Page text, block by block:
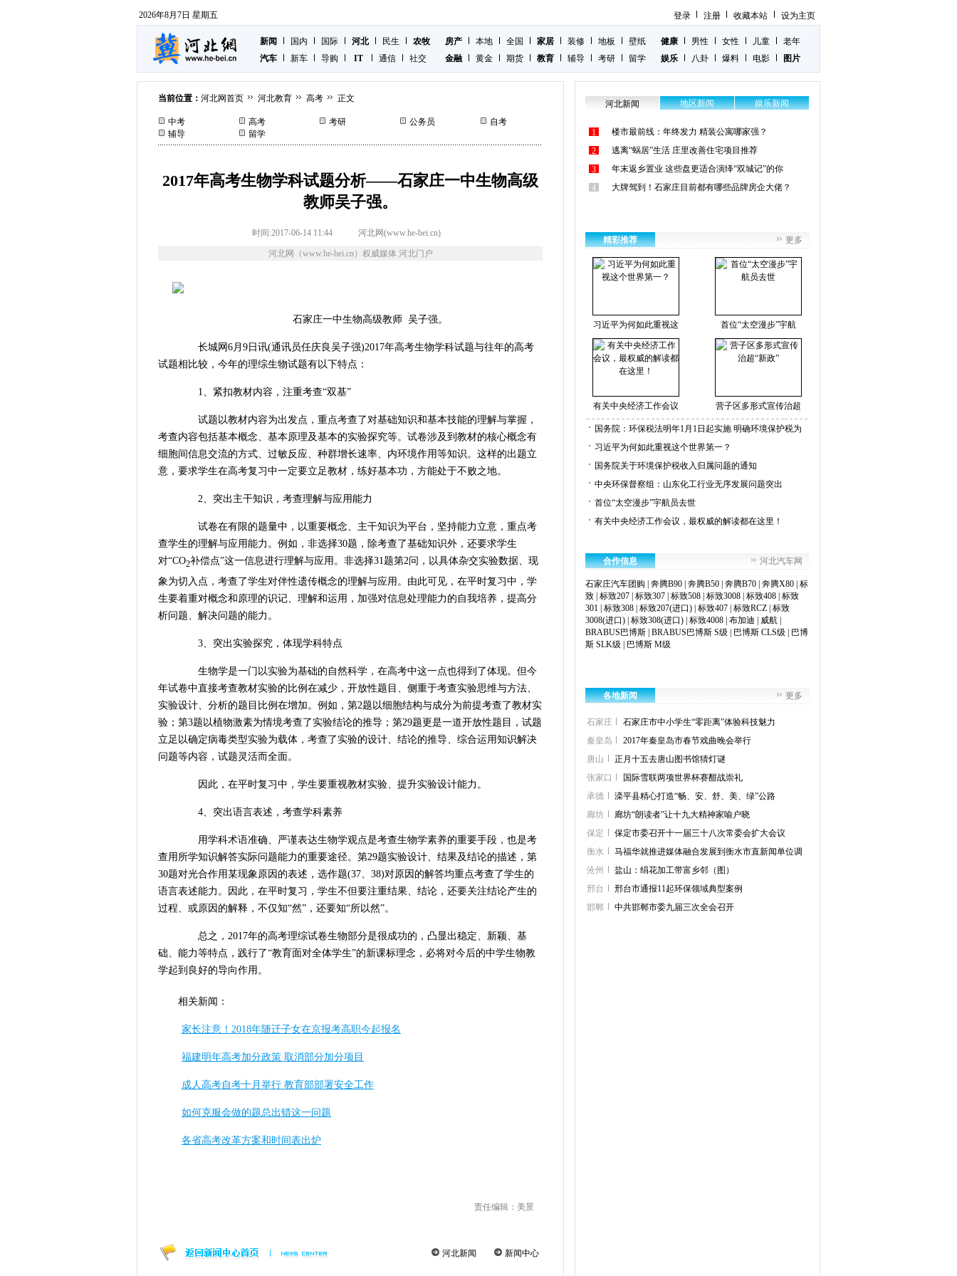
2026年8月7日 星期五 登录 注册 收藏本站 设为主页
新闻 国内 国际 河北 民生
农牧
汽车
新车 导购 IT 通信 社交
房产 本地 全国 家居 装修 地板
壁纸
金融
黄金 期货 教育 辅导 考研 留学
健康 男性 女性 儿童
老年
娱乐
八卦 爆料 电影 图片
当前位置： 河北网首页 河北教育 高考 正文
中考 高考 考研 公务员
自考
辅导
留学
2017年高考生物学科试题分析——石家庄一中生物高级
教师吴子强。
时间:2017-06-14 11:44 河北网(www.he-bei.cn)
河北网（www.he-bei.cn）权威媒体 河北门户
石家庄一中生物高级教师 吴子强。
长城网6月9日讯(通讯员任庆良吴子强)2017年高考生物学科试题与往年的高考
试题相比较，今年的理综生物试题有以下特点：
1、紧扣教材内容，注重考查“双基”
试题以教材内容为出发点，重点考查了对基础知识和基本技能的理解与掌握，
考查内容包括基本概念、基本原理及基本的实验探究等。试卷涉及到教材的核心概念有
细胞间信息交流的方式、过敏反应、种群增长速率、内环境作用等知识。这样的出题立
意，要求学生在高考复习中一定要立足教材，练好基本功，方能处于不败之地。
2、突出主干知识，考查理解与应用能力
试卷在有限的题量中，以重要概念、主干知识为平台，坚持能力立意，重点考
查学生的理解与应用能力。例如，非选择30题，除考查了基础知识外，还要求学生
对“CO2补偿点”这一信息进行理解与应用。非选择31题第2问，以具体杂交实验数据、现
象为切入点，考查了学生对伴性遗传概念的理解与应用。由此可见，在平时复习中，学
生要着重对概念和原理的识记、理解和运用，加强对信息处理能力的自我培养，提高分
析问题、解决问题的能力。
3、突出实验探究，体现学科特点
生物学是一门以实验为基础的自然科学，在高考中这一点也得到了体现。但今
年试卷中直接考查教材实验的比例在减少，开放性题目、侧重于考查实验思维与方法、
实验设计、分析的题目比例在增加。例如，第2题以细胞结构与成分为前提考查了教材实
验；第3题以植物激素为情境考查了实验结论的推导；第29题更是一道开放性题目，试题
立足以确定病毒类型实验为载体，考查了实验的设计、结论的推导、综合运用知识解决
问题等内容，试题灵活而全面。
因此，在平时复习中，学生要重视教材实验、提升实验设计能力。
4、突出语言表述，考查学科素养
用学科术语准确、严谨表达生物学观点是考查生物学素养的重要手段，也是考
查用所学知识解答实际问题能力的重要途径。第29题实验设计、结果及结论的描述，第
30题对光合作用某现象原因的表述，选作题(37、38)对原因的解答均重点考查了学生的
语言表述能力。因此，在平时复习，学生不但要注重结果、结论，还要关注结论产生的
过程、或原因的解释，不仅知“然”，还要知“所以然”。
总之，2017年的高考理综试卷生物部分是很成功的，凸显出稳定、新颖、基
础、能力等特点，践行了“教育面对全体学生”的新课标理念，必将对今后的中学生物教
学起到良好的导向作用。
相关新闻：
家长注意！2018年随迁子女在京报考高职今起报名
福建明年高考加分政策 取消部分加分项目
成人高考自考十月举行 教育部部署安全工作
如何克服会做的题总出错这一问题
各省高考改革方案和时间表出炉
责任编辑：美景
新闻中心
河北新闻
河北新闻 地区新闻 娱乐新闻
1
楼市最前线：年终发力 精装公寓哪家强？
2
逃离“蜗居”生活 庄里改善住宅项目推荐
3
年末返乡置业 这些盘更适合演绎“双城记”的你
4
大牌驾到！石家庄目前都有哪些品牌房企大佬？
精彩推荐 更多
习近平为何如此重视这 首位“太空漫步”宇航
有关中央经济工作会议 营子区多形式宣传治超
国务院：环保税法明年1月1日起实施 明确环境保护税为
习近平为何如此重视这个世界第一？
国务院关于环境保护税收入归属问题的通知
中央环保督察组：山东化工行业无序发展问题突出
首位“太空漫步”宇航员去世
有关中央经济工作会议，最权威的解读都在这里！
合作信息 河北汽车网
石家庄汽车团购 奔腾B90 奔腾B50 奔腾B70 奔腾X80 标
致 标致207 标致307 标致508 标致3008 标致408 标致
301 标致308 标致207(进口) 标致407 标致RCZ 标致
3008(进口) 标致308(进口) 标致4008 布加迪 威航
BRABUS巴博斯 BRABUS巴博斯 S级 巴博斯 CLS级
巴博
斯 SLK级
巴博斯 M级
各地新闻 更多
石家庄
石家庄市中小学生“零距离”体验科技魅力
秦皇岛
2017年秦皇岛市春节戏曲晚会举行
唐山
正月十五去唐山图书馆猜灯谜
张家口
国际雪联两项世界杯赛酣战崇礼
承德
滦平县精心打造“畅、安、舒、美、绿”公路
廊坊
廊坊“朗读者”让十九大精神家喻户晓
保定
保定市委召开十一届三十八次常委会扩大会议
衡水
马福华就推进媒体融合发展到衡水市直新闻单位调
沧州
盐山：绢花加工带富乡邻（图）
邢台
邢台市通报11起环保领域典型案例
邯郸
中共邯郸市委九届三次全会召开